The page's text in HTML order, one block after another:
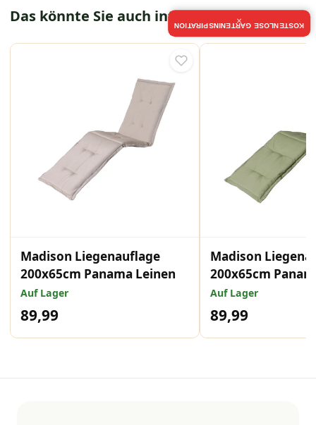
Das könnte Sie auch interessieren
Madison Liegenauflage
200x65cm Panama Leinen
Auf Lager
89,99
Madison
200x65cm
Auf Lager
89,99
KOSTENLOSE GARTENINSPIRATION
×